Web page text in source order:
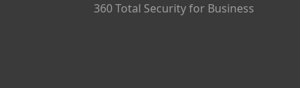
360 Total Security for Business